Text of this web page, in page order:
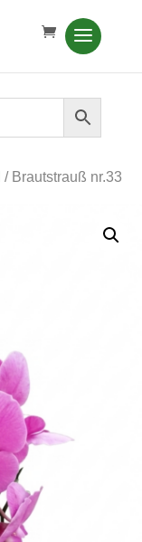
/ Brautstrauß nr.33